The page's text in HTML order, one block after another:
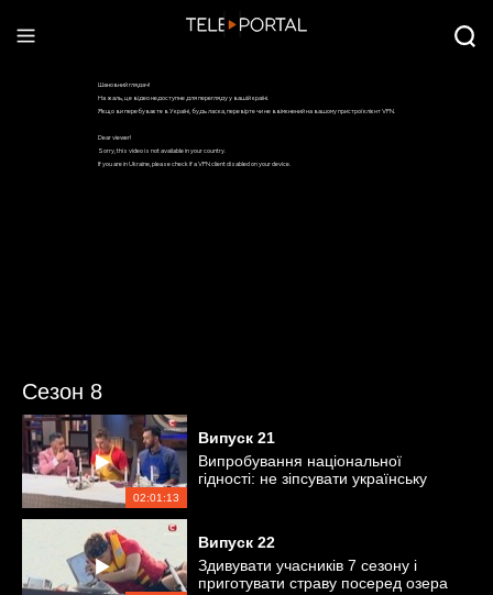
Сезон 8
02:01:13
Випуск 21
Випробування національної
гідності: не зіпсувати українську
Випуск 22
Здивувати учасників 7 сезону і
приготувати страву посеред озера